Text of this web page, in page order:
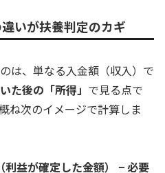
いが扶養判定のカギ
は、単なる入金額（収入）で
た後の「所得」 で見る点で
ね次のイメージで計算しま
益が確定した金額） − 必要